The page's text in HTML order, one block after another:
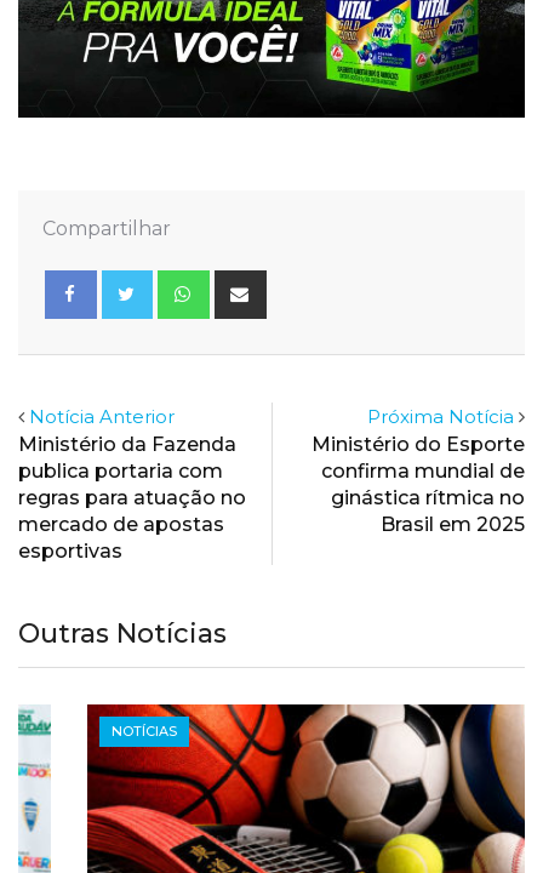
Compartilhar
Whatsapp
Notícia Anterior
Ministério da Fazenda
publica portaria com
regras para atuação no
mercado de apostas
esportivas
Próxima Notícia
Ministério do Esporte
confirma mundial de
ginástica rítmica no
Brasil em 2025
Outras Notícias
NOTÍCIAS